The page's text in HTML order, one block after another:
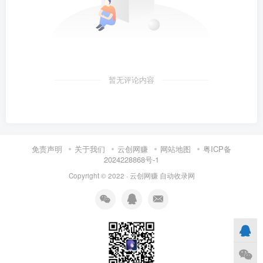
暂无评论内容
免责声明 关于我们 云创网赚 网站地图
粤ICP备
2024228868号-1
Copyright © 2022 · 云创网赚 自动收录网